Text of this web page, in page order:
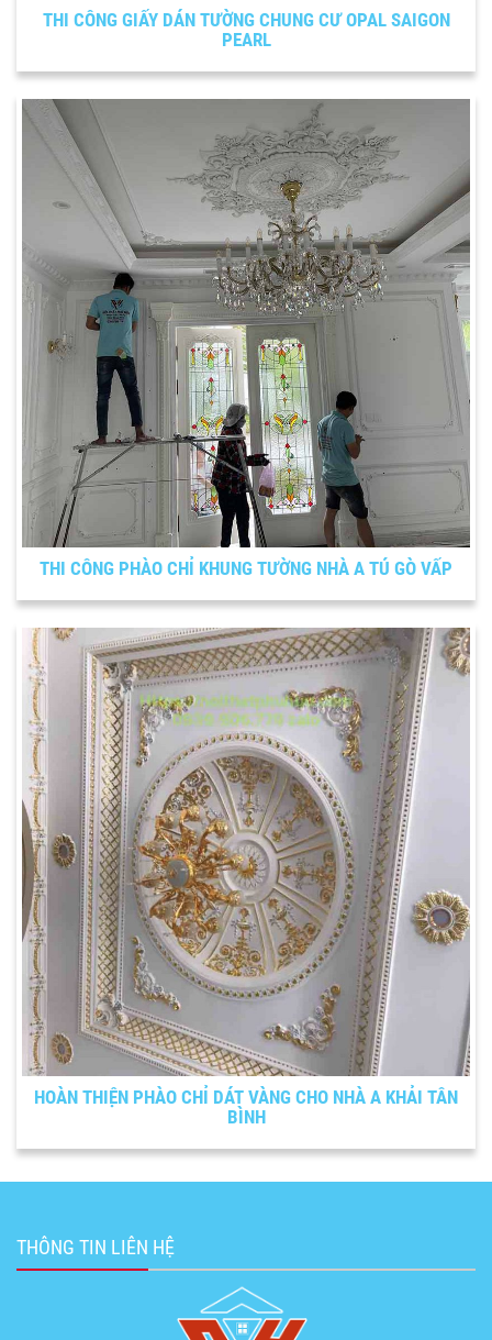
THI CÔNG GIẤY DÁN TƯỜNG CHUNG CƯ OPAL SAIGON
PEARL
THI CÔNG PHÀO CHỈ KHUNG TƯỜNG NHÀ A TÚ GÒ VẤP
HOÀN THIỆN PHÀO CHỈ DÁT VÀNG CHO NHÀ A KHẢI TÂN
BÌNH
THÔNG TIN LIÊN HỆ